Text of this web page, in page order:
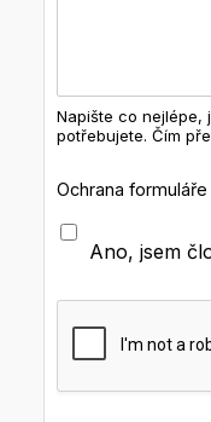
Napište co nejlépe,
potřebujete. Čím
Ochrana
Ano, jsem